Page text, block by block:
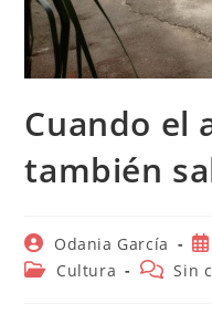
Cuando el
también
Autor
de
Odania García
de
Categoría
Cultura Sin